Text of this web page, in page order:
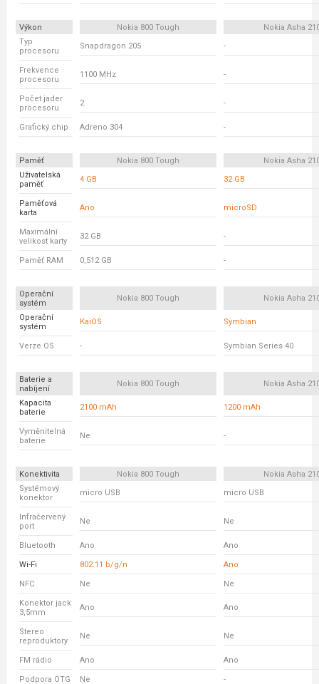
Výkon Nokia 800 Tough
Nokia Asha
Typ
procesoru
Snapdragon 205 -
Frekvence
procesoru
1100 MHz -
Počet jader
procesoru
2 -
Grafický chip Adreno 304 -
Paměť Nokia 800 Tough
Nokia Asha
Uživatelská
paměť
4 GB 32 GB
Paměťová
karta
Ano microSD
Maximální
velikost karty
32 GB -
Paměť RAM 0,512 GB -
Operační
systém
Nokia 800 Tough Nokia Asha
Operační
systém
KaiOS Symbian
Verze OS - Symbian Series 40
Baterie a
nabíjení
Nokia 800 Tough Nokia Asha
Kapacita
baterie
2100 mAh 1200 mAh
Vyměnitelná
baterie
Ne -
Konektivita Nokia 800 Tough
Nokia Asha
Systémový
konektor
micro USB micro USB
Infračervený
port
Ne Ne
Bluetooth Ano Ano
Wi-Fi 802.11 b/g/n Ano
NFC Ne Ne
Konektor jack
3,5mm
Ano Ano
Stereo
reproduktory
Ne Ne
FM rádio Ano Ano
Podpora OTG Ne -